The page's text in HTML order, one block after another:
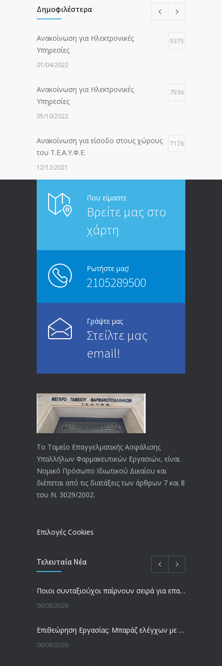
Δημοφιλέστερα
Ανακοίνωση για Ηλεκτρονικές
Υπηρεσίες
9375
01/04/2022
Ανακοίνωση για Ηλεκτρονικές
Υπηρεσίες
7936
05/10/2022
Ανακοίνωση για είσοδο στους χώρους
του Τ.Ε.Α.Υ.Φ.Ε.
7176
12/12/2021
ΑΝΑΚΟΙΝΩΣΗ ΠΡΟΣ ΣΥΝΤΑΞΙΟΥΧΟΥΣ
20/12/2019
Επίδομα ανεργίας: Υπολογισμός βάσει
ΕΝΗΜΕΡΩΣΗ ΠΡΟΣ ΣΥΝΤΑΞΙΟΥΧΟΥΣ
18/12/2019
ΑΝΑΚΟΙΝΩΣΗ
20/12/2019
Αναπηρικές συντάξεις: Έρχεται νέα
απόφαση από το υπουργείο Εργασίας
-Τι είπε η Δ. Μιχαηλίδου για τις
Που είμαστε
Βρείτε μας στο
χάρτη
Ρωτήστε μας!
2105289500
Γράψτε μας
Στείλτε μας
email!
Το Ταμείο Επαγγελματικής Ασφάλισης
Υπαλλήλων Φαρμακευτικών Εργασιών, είναι
Νομικό Πρόσωπο Ιδιωτικού Δικαίου και
διέπεται από τις διατάξεις των άρθρων 7 και 8
του Ν. 3029/2002.
Επιλογές Cookies
Τελευταία Νέα
Ποιοι συνταξιούχοι παίρνουν σειρά για επανυπολογισμό σύνταξης με αύξηση και αναδρομικά – Οι εκκρεμότητες ανά Ταμείο
06/08/2026
Επιθεώρηση Εργασίας: Μπαράζ ελέγχων με tablets και drones
06/08/2026